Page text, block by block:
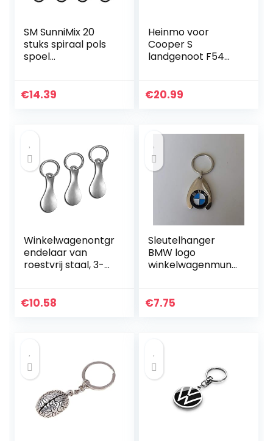
SM SunniMix 20
stuks spiraal pols
spoel
zwart
€14.39
Heinmo voor
Cooper S
landgenoot F54
sleutelhanger
Accessoires RODE
JECK U TYPE
COVER
€20.99
Winkelwagenontgr
endelaar van
roestvrij staal, 3-
afneembaar,
€10.58
Sleutelhanger
BMW logo
winkelwagenmunt
€7.75